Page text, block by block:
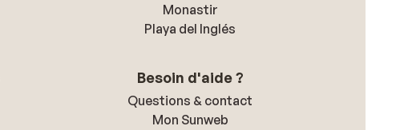
Monastir
Playa del Inglés
Besoin d'aide ?
Questions & contact
Mon Sunweb